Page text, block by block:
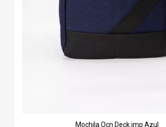
Mochila Ocn Deck imp Azul